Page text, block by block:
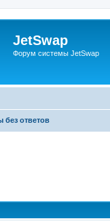
JetSwap
Форум системы JetSwap
без ответов